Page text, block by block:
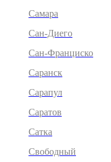
Самара
Сан-Диего
Сан-Франциско
Саранск
Сарапул
Саратов
Сатка
Свободный